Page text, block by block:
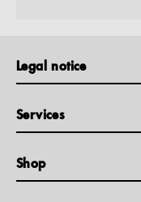
Legal notice
Services
Shop